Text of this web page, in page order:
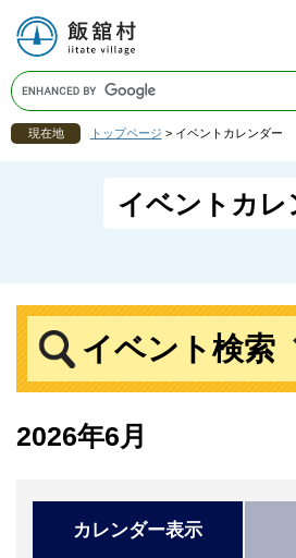
現在地 トップページ > イベントカレンダー
イベントカレ
イベント検索
2026年6月
カレンダー表示